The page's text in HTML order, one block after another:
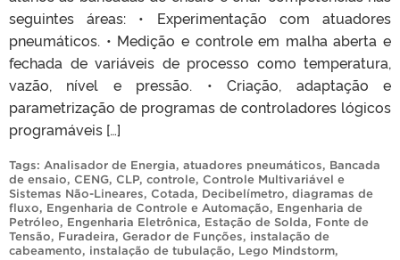
seguintes áreas: • Experimentação com atuadores
pneumáticos. • Medição e controle em malha aberta e
fechada de variáveis de processo como temperatura,
vazão, nível e pressão. • Criação, adaptação e
parametrização de programas de controladores lógicos
programáveis […]
Tags: Analisador de Energia, atuadores pneumáticos, Bancada
de ensaio, CENG, CLP, controle, Controle Multivariável e
Sistemas Não-Lineares, Cotada, Decibelímetro, diagramas de
fluxo, Engenharia de Controle e Automação, Engenharia de
Petróleo, Engenharia Eletrônica, Estação de Solda, Fonte de
Tensão, Furadeira, Gerador de Funções, instalação de
cabeamento, instalação de tubulação, Lego Mindstorm,